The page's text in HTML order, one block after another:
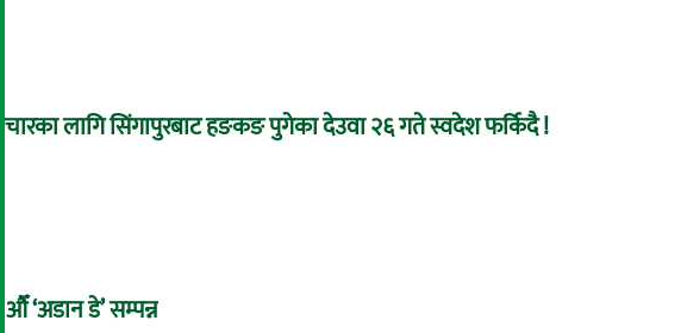
उपचारका लागि सिंगापुरबाट हङकङ पुगेका देउवा २६ गते स्वदेश फर्किदै !
२१औँ ‘अडान डे’ सम्पन्न